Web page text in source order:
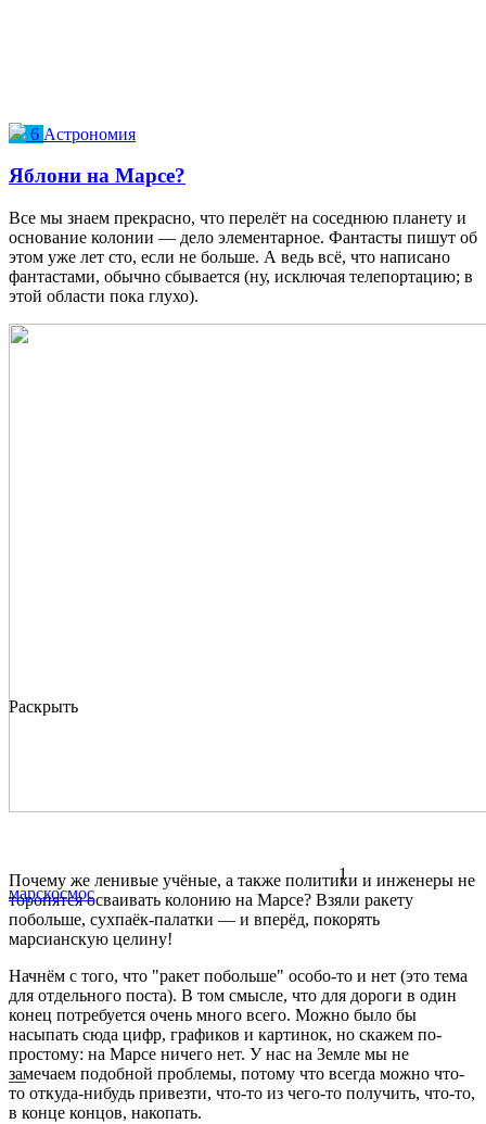
6 Астрономия
Яблони на Марсе?
Все мы знаем прекрасно, что перелёт на соседнюю планету и
основание колонии — дело элементарное. Фантасты пишут об
этом уже лет сто, если не больше. А ведь всё, что написано
фантастами, обычно сбывается (ну, исключая телепортацию; в
этой области пока глухо).
Почему же ленивые учёные, а также политики и инженеры не
торопятся осваивать колонию на Марсе? Взяли ракету
побольше, сухпаёк-палатки — и вперёд, покорять
марсианскую целину!
Начнём с того, что "ракет побольше" особо-то и нет (это тема
для отдельного поста). В том смысле, что для дороги в один
конец потребуется очень много всего. Можно было бы
насыпать сюда цифр, графиков и картинок, но скажем по-
простому: на Марсе ничего нет. У нас на Земле мы не
замечаем подобной проблемы, потому что всегда можно что-
то откуда-нибудь привезти, что-то из чего-то получить, что-то,
в конце концов, накопать.
Раскрыть
1
марскосмос
—